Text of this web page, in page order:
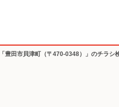
「豊田市貝津町（〒470-0348）」のチラシ